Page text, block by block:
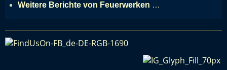
Weitere Berichte von Feuerwerken …